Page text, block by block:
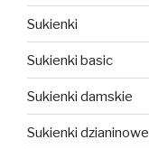
Sukienki
Sukienki basic
Sukienki damskie
Sukienki dzianinowe